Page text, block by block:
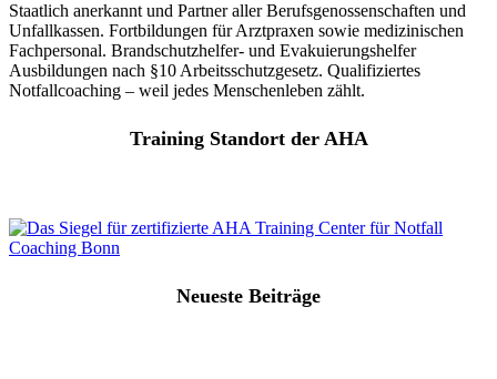
Staatlich anerkannt und Partner aller Berufsgenossenschaften und
Unfallkassen. Fortbildungen für Arztpraxen sowie medizinischen
Fachpersonal. Brandschutzhelfer- und Evakuierungshelfer
Ausbildungen nach §10 Arbeitsschutzgesetz. Qualifiziertes
Notfallcoaching – weil jedes Menschenleben zählt.
Training Standort der AHA
Neueste Beiträge